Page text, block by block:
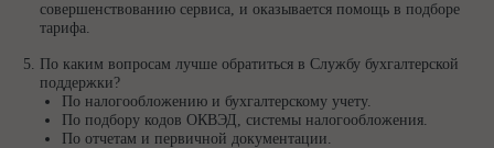
совершенствованию сервиса, и оказывается помощь в подборе
тарифа.
По каким вопросам лучше обратиться в Cлужбу бухгалтерской
поддержки?
По налогообложению и бухгалтерскому учету.
По подбору кодов ОКВЭД, системы налогообложения.
По отчетам и первичной документации.